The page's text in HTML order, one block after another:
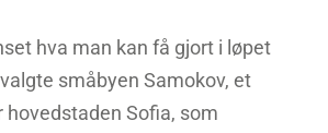
hva man kan få gjort i løpet
småbyen Samokov, et
hovedstaden Sofia, som